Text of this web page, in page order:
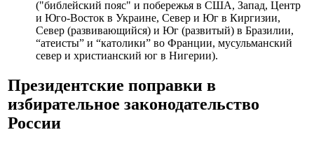
("библейский пояс" и побережья в США, Запад, Центр
и Юго-Восток в Украине, Север и Юг в Киргизии,
Север (развивающийся) и Юг (развитый) в Бразилии,
“атеисты” и “католики” во Франции, мусульманский
север и христианский юг в Нигерии).
Президентские поправки в
избирательное законодательство
России